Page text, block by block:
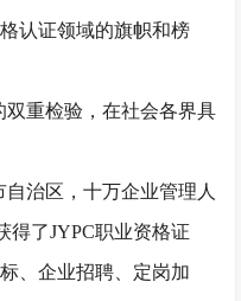
认证领域的旗帜和榜
双重检验，在社会各界具
治区，十万企业管理人
得了JYPC职业资格证
、企业招聘、定岗加